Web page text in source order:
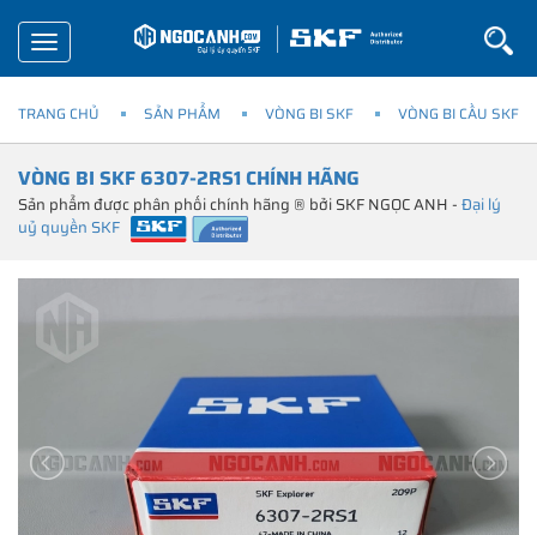
Toggle
navigation
TRANG CHỦ SẢN PHẨM VÒNG BI SKF VÒNG BI CẦU SKF
VÒNG BI SKF 6307-2RS1 CHÍNH HÃNG
Sản phẩm được phân phối chính hãng ® bởi SKF NGỌC ANH -Đại lý
uỷ quyền SKF